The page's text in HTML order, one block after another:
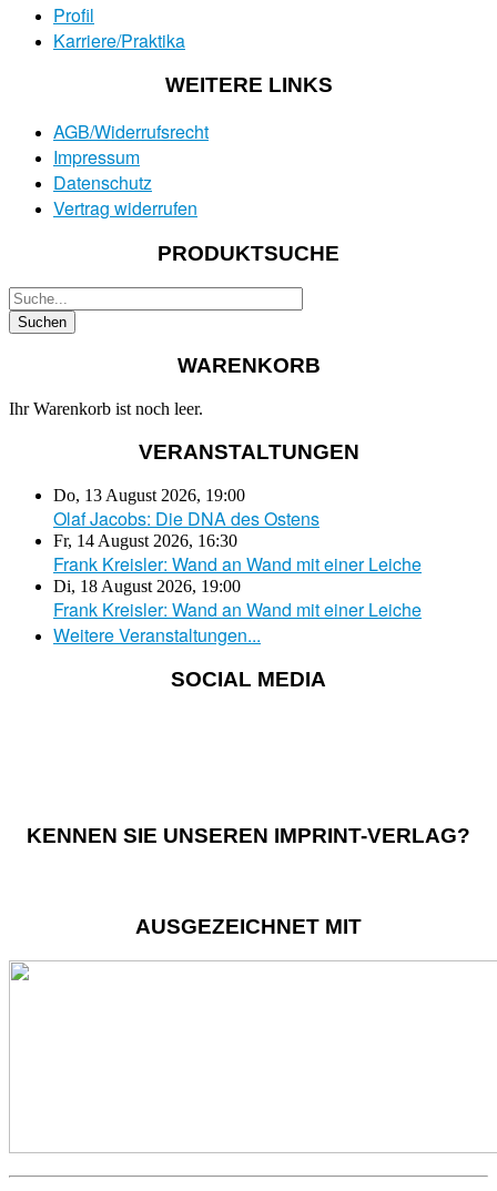
Profil
Karriere/Praktika
WEITERE LINKS
AGB/Widerrufsrecht
Impressum
Datenschutz
Vertrag widerrufen
PRODUKTSUCHE
WARENKORB
Ihr Warenkorb ist noch leer.
VERANSTALTUNGEN
Do, 13 August 2026, 19:00
Olaf Jacobs: Die DNA des Ostens
Fr, 14 August 2026, 16:30
Frank Kreisler: Wand an Wand mit einer Leiche
Di, 18 August 2026, 19:00
Frank Kreisler: Wand an Wand mit einer Leiche
Weitere Veranstaltungen...
SOCIAL MEDIA
KENNEN SIE UNSEREN IMPRINT-VERLAG?
AUSGEZEICHNET MIT